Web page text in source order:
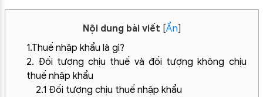
Nội dung bài viết [Ẩn]
1.Thuế nhập khẩu là gì?
2. Đối tượng chịu thuế và đối tượng không chịu
thuế nhập khẩu
2.1 Đối tượng chịu thuế nhập khẩu